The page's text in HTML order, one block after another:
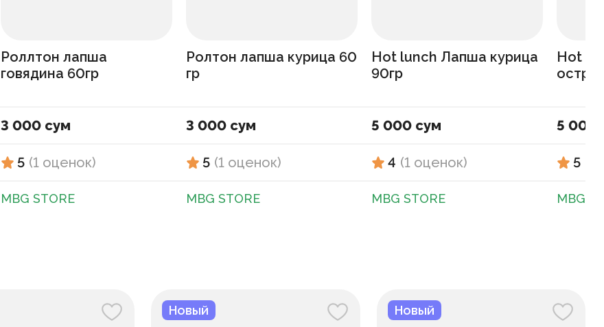
Роллтон лапша
говядина 60гр
3 000 сум
5 (1 оценок)
MBG STORE
Ролтон лапша курица 60
гр
3 000 сум
5 (1 оценок)
MBG STORE
Hot lunch Лапша курица
90гр
5 000 сум
4 (1 оценок)
MBG STORE
Hot
5 000
5
MBG
Новый Новый